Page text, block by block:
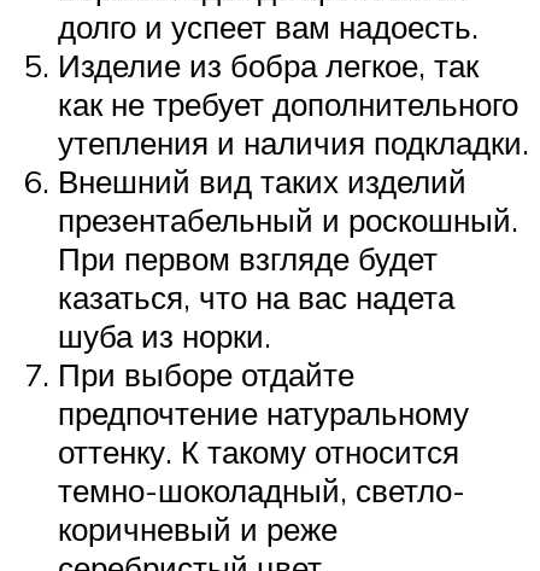
долго и успеет вам надоесть.
Изделие из бобра легкое, так
как не требует дополнительного
утепления и наличия подкладки.
Внешний вид таких изделий
презентабельный и роскошный.
При первом взгляде будет
казаться, что на вас надета
шуба из норки.
При выборе отдайте
предпочтение натуральному
оттенку. К такому относится
темно-шоколадный, светло-
коричневый и реже